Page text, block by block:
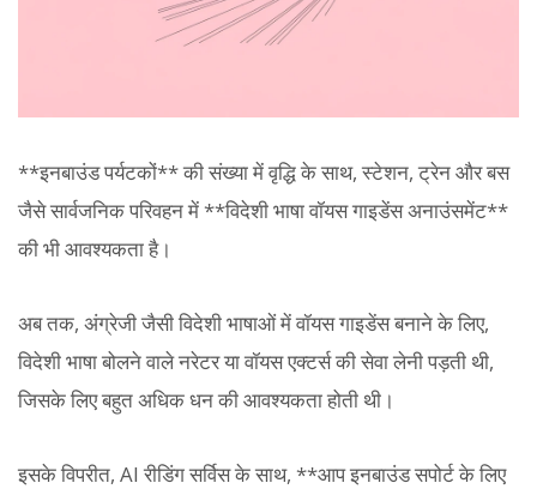
**इनबाउंड पर्यटकों** की संख्या में वृद्धि के साथ, स्टेशन, ट्रेन और बस
जैसे सार्वजनिक परिवहन में **विदेशी भाषा वॉयस गाइडेंस अनाउंसमेंट**
की भी आवश्यकता है।
अब तक, अंग्रेजी जैसी विदेशी भाषाओं में वॉयस गाइडेंस बनाने के लिए,
विदेशी भाषा बोलने वाले नरेटर या वॉयस एक्टर्स की सेवा लेनी पड़ती थी,
जिसके लिए बहुत अधिक धन की आवश्यकता होती थी।
इसके विपरीत, AI रीडिंग सर्विस के साथ, **आप इनबाउंड सपोर्ट के लिए